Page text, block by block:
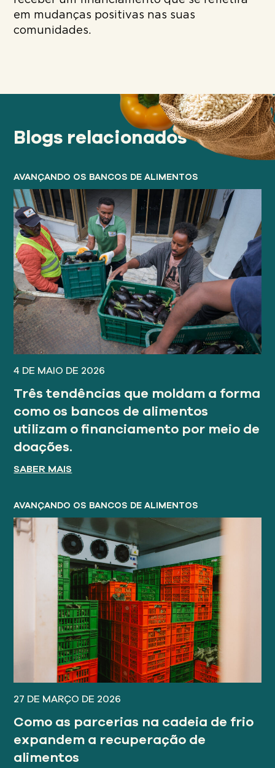
em mudanças positivas nas suas
comunidades.
Blogs relacionados
AVANÇANDO OS BANCOS DE ALIMENTOS
4 DE MAIO DE 2026
Três tendências que moldam a forma
como os bancos de alimentos
utilizam o financiamento por meio de
doações.
SABER MAIS
AVANÇANDO OS BANCOS DE ALIMENTOS
27 DE MARÇO DE 2026
Como as parcerias na cadeia de frio
expandem a recuperação de
alimentos